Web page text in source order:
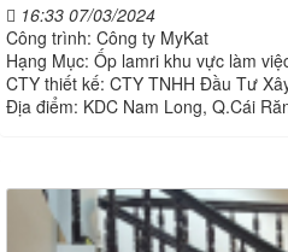
16:33 07/03/2024
Công trình: Công ty MyKat
Hạng Mục: Ốp lamri khu vực làm
CTY thiết kế: CTY TNHH Đầu Tư
Địa điểm: KDC Nam Long, Q.Cái